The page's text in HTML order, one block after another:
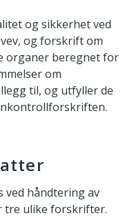
og sikkerhet ved
og forskrift om
organer beregnet for
om
til, og utfyller de
ved håndtering av
tre ulike forskrifter.